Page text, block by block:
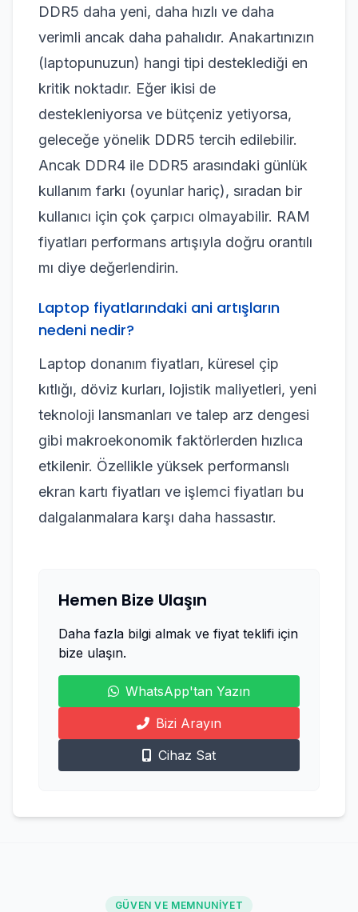
DDR5 daha yeni, daha hızlı ve daha
verimli ancak daha pahalıdır. Anakartınızın
(laptopunuzun) hangi tipi desteklediği en
kritik noktadır. Eğer ikisi de
destekleniyorsa ve bütçeniz yetiyorsa,
geleceğe yönelik DDR5 tercih edilebilir.
Ancak DDR4 ile DDR5 arasındaki günlük
kullanım farkı (oyunlar hariç), sıradan bir
kullanıcı için çok çarpıcı olmayabilir. RAM
fiyatları performans artışıyla doğru orantılı
mı diye değerlendirin.
Laptop fiyatlarındaki ani artışların
nedeni nedir?
Laptop donanım fiyatları, küresel çip
kıtlığı, döviz kurları, lojistik maliyetleri, yeni
teknoloji lansmanları ve talep arz dengesi
gibi makroekonomik faktörlerden hızlıca
etkilenir. Özellikle yüksek performanslı
ekran kartı fiyatları ve işlemci fiyatları bu
dalgalanmalara karşı daha hassastır.
Hemen Bize Ulaşın
Daha fazla bilgi almak ve fiyat teklifi için
bize ulaşın.
WhatsApp'tan Yazın
Bizi Arayın
Cihaz Sat
GÜVEN VE MEMNUNIYET